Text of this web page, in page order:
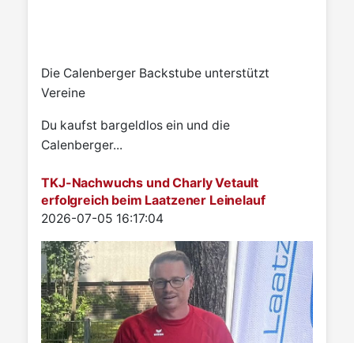
Die Calenberger Backstube unterstützt
Vereine
Du kaufst bargeldlos ein und die
Calenberger...
TKJ-Nachwuchs und Charly Vetault
erfolgreich beim Laatzener Leinelauf
Details
2026-07-05 16:17:04